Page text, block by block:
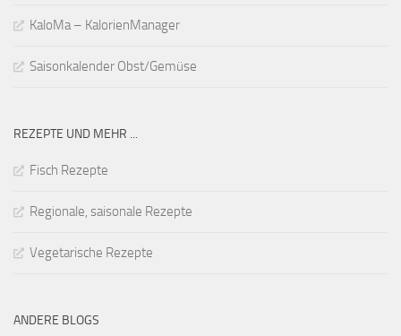
KaloMa – KalorienManager
Saisonkalender Obst/Gemüse
REZEPTE UND MEHR ...
Fisch Rezepte
Regionale, saisonale Rezepte
Vegetarische Rezepte
ANDERE BLOGS